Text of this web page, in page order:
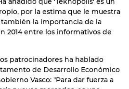
por la estima que le muestra
la importancia de la
2014 entre los informativos de
patrocinadores ha hablado
de Desarrollo Económico
Vasco: "Para dar fuerza a